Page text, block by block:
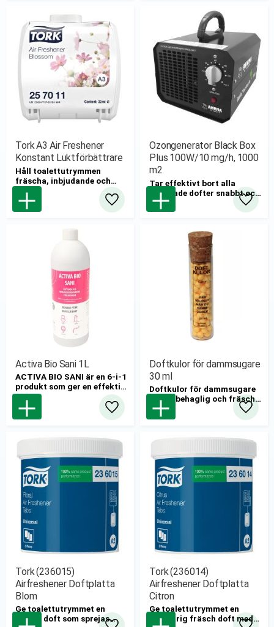
Tork A3 Air Freshener
Konstant Luktförbättrare
Håll toalettutrymmen
fräscha, inbjudande och
professionella med inbyggd
odörneutraliserare som
effektivt neutraliserar dåligLägg till i favoriter
Ozongenerator Black Box
Plus 100W/10 mg/h, 1000
m2
Tar effektivt bort alla
oönskade dofter snabbt och
effektivt upp till 1000Kvm.Lägg
Activa Bio Sani 1L
ACTIVA BIO SANI är en 6-i-1
produkt som ger en effektiv
och komplett rengöring.
6 st/kartong
Lägg till i favoriter
Doftkulor för dammsugare
30 ml
Doftkulor för dammsugare
ger en behaglig och fräsch
doft varje gång du
dammsuger.
Lägg
Tork (236015)
Airfreshener Doftplatta
Blom
Ge toalettutrymmet en
fräsch doft som sprejas
Tork (236014)
Airfreshener Doftplatta
Citron
Ge toalettutrymmet en
långvarig fräsch doft med